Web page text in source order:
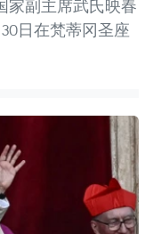
家副主席武氏映春
日在梵蒂冈圣座